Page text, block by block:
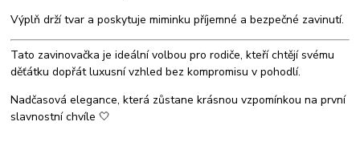
Výplň drží tvar a poskytuje miminku příjemné a bezpečné zavinutí.
Tato zavinovačka je ideální volbou pro rodiče, kteří chtějí svému
děťátku dopřát luxusní vzhled bez kompromisu v pohodlí.
Nadčasová elegance, která zůstane krásnou vzpomínkou na první
slavnostní chvíle 🤍